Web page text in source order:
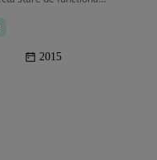
2015